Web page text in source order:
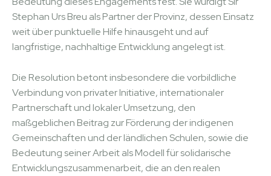
Stephan Urs Breu als Partner der Provinz, dessen Einsatz
weit über punktuelle Hilfe hinausgeht und auf
langfristige, nachhaltige Entwicklung angelegt ist.
Die Resolution betont insbesondere die vorbildliche
Verbindung von privater Initiative, internationaler
Partnerschaft und lokaler Umsetzung, den
maßgeblichen Beitrag zur Förderung der indigenen
Gemeinschaften und der ländlichen Schulen, sowie die
Bedeutung seiner Arbeit als Modell für solidarische
Entwicklungszusammenarbeit, die an den realen